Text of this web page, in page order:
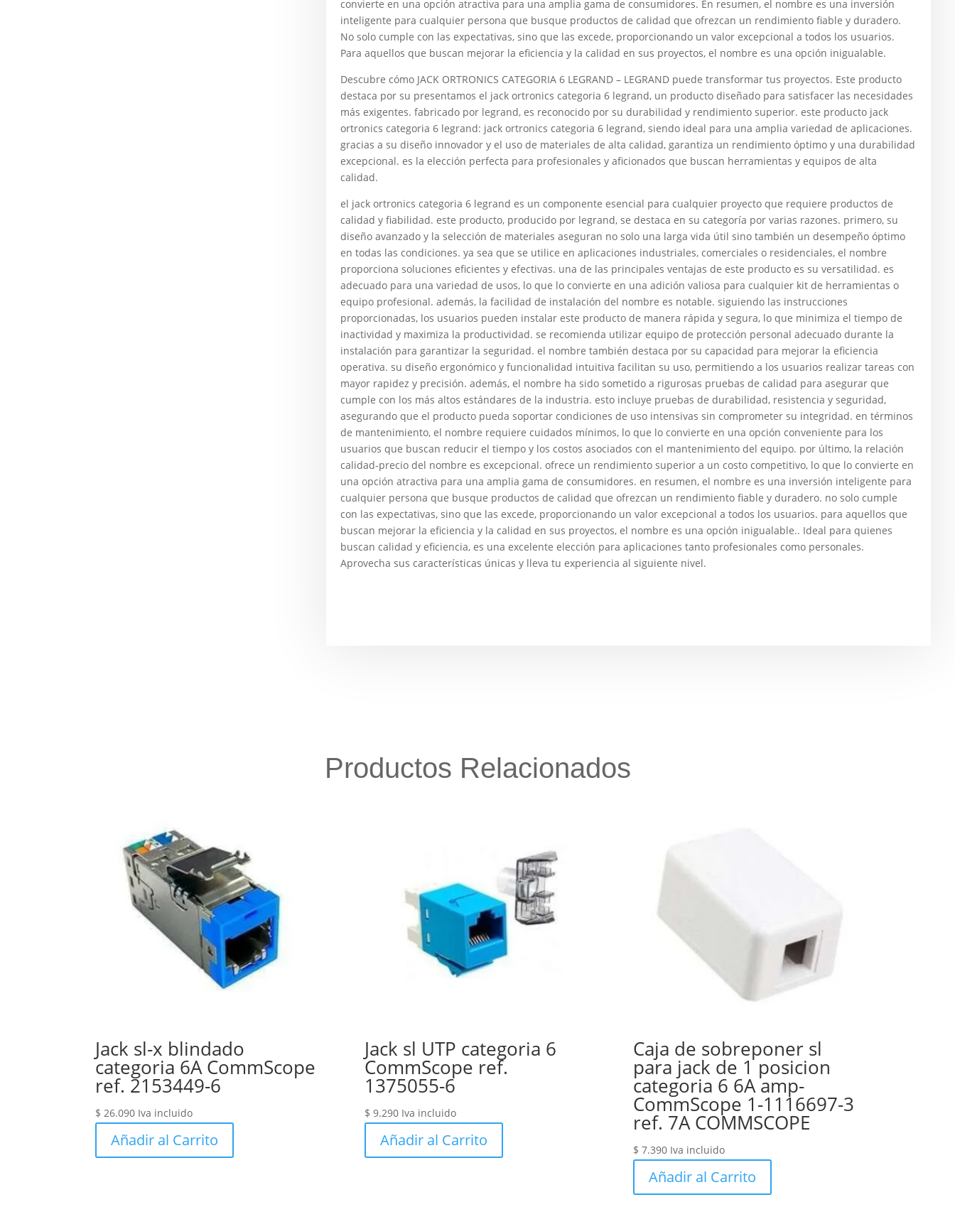
convierte en una opción atractiva para una amplia gama de consumidores. En resumen, el nombre es una inversión
inteligente para cualquier persona que busque productos de calidad que ofrezcan un rendimiento fiable y duradero.
No solo cumple con las expectativas, sino que las excede, proporcionando un valor excepcional a todos los usuarios.
Para aquellos que buscan mejorar la eficiencia y la calidad en sus proyectos, el nombre es una opción inigualable.
Descubre cómo JACK ORTRONICS CATEGORIA 6 LEGRAND – LEGRAND puede transformar tus proyectos. Este producto
destaca por su presentamos el jack ortronics categoria 6 legrand, un producto diseñado para satisfacer las necesidades
más exigentes. fabricado por legrand, es reconocido por su durabilidad y rendimiento superior. este producto jack
ortronics categoria 6 legrand: jack ortronics categoria 6 legrand, siendo ideal para una amplia variedad de aplicaciones.
gracias a su diseño innovador y el uso de materiales de alta calidad, garantiza un rendimiento óptimo y una durabilidad
excepcional. es la elección perfecta para profesionales y aficionados que buscan herramientas y equipos de alta
calidad.
el jack ortronics categoria 6 legrand es un componente esencial para cualquier proyecto que requiere productos de
calidad y fiabilidad. este producto, producido por legrand, se destaca en su categoría por varias razones. primero, su
diseño avanzado y la selección de materiales aseguran no solo una larga vida útil sino también un desempeño óptimo
en todas las condiciones. ya sea que se utilice en aplicaciones industriales, comerciales o residenciales, el nombre
proporciona soluciones eficientes y efectivas. una de las principales ventajas de este producto es su versatilidad. es
adecuado para una variedad de usos, lo que lo convierte en una adición valiosa para cualquier kit de herramientas o
equipo profesional. además, la facilidad de instalación del nombre es notable. siguiendo las instrucciones
proporcionadas, los usuarios pueden instalar este producto de manera rápida y segura, lo que minimiza el tiempo de
inactividad y maximiza la productividad. se recomienda utilizar equipo de protección personal adecuado durante la
instalación para garantizar la seguridad. el nombre también destaca por su capacidad para mejorar la eficiencia
operativa. su diseño ergonómico y funcionalidad intuitiva facilitan su uso, permitiendo a los usuarios realizar tareas con
mayor rapidez y precisión. además, el nombre ha sido sometido a rigurosas pruebas de calidad para asegurar que
cumple con los más altos estándares de la industria. esto incluye pruebas de durabilidad, resistencia y seguridad,
asegurando que el producto pueda soportar condiciones de uso intensivas sin comprometer su integridad. en términos
de mantenimiento, el nombre requiere cuidados mínimos, lo que lo convierte en una opción conveniente para los
usuarios que buscan reducir el tiempo y los costos asociados con el mantenimiento del equipo. por último, la relación
calidad-precio del nombre es excepcional. ofrece un rendimiento superior a un costo competitivo, lo que lo convierte en
una opción atractiva para una amplia gama de consumidores. en resumen, el nombre es una inversión inteligente para
cualquier persona que busque productos de calidad que ofrezcan un rendimiento fiable y duradero. no solo cumple
con las expectativas, sino que las excede, proporcionando un valor excepcional a todos los usuarios. para aquellos que
buscan mejorar la eficiencia y la calidad en sus proyectos, el nombre es una opción inigualable.. Ideal para quienes
buscan calidad y eficiencia, es una excelente elección para aplicaciones tanto profesionales como personales.
Aprovecha sus características únicas y lleva tu experiencia al siguiente nivel.
Productos Relacionados
Jack sl-x blindado
categoria 6A CommScope
ref. 2153449-6
$ 26.090 Iva incluido
Añadir al Carrito
Jack sl UTP categoria 6
CommScope ref.
1375055-6
$ 9.290 Iva incluido
Añadir al Carrito
Caja de sobreponer sl
para jack de 1 posicion
categoria 6 6A amp-
CommScope 1-1116697-3
ref. 7A COMMSCOPE
$ 7.390 Iva incluido
Añadir al Carrito